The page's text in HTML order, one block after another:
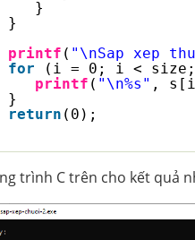
}
}
printf ( "\nSap xep
for
(i = 0; i <
printf ( "\n%s" ,
}
return (0);
trình C trên cho kết quả